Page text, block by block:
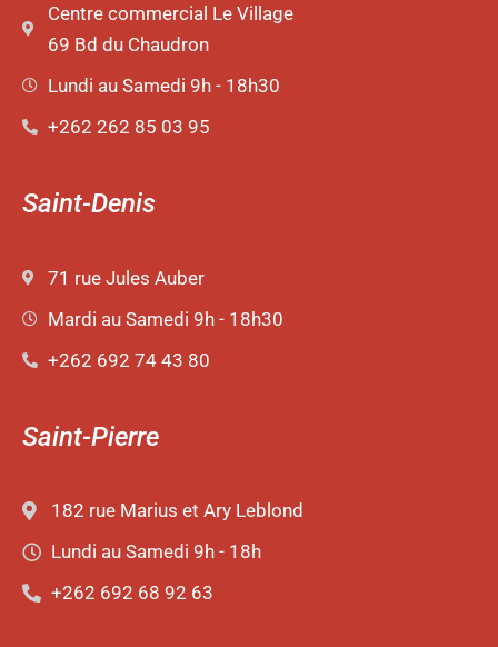
Centre commercial Le Village
69 Bd du Chaudron
Lundi au Samedi 9h - 18h30
+262 262 85 03 95
Saint-Denis
71 rue Jules Auber
Mardi au Samedi 9h - 18h30
+262 692 74 43 80
Saint-Pierre
182 rue Marius et Ary Leblond
Lundi au Samedi 9h - 18h
+262 692 68 92 63